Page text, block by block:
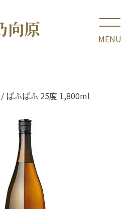
向原
/ ぱふぱふ 25度 1,800ml